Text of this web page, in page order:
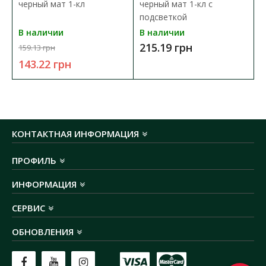
АмперОК.
РОЗЕТКА EL-BI VEGA ЧЕРНЫЙ МАТ 1-Я С
ХАРАКТЕРИСТИКИ
номинальный ток:
номинальное напряжение:230В
черный мат 1-кл
В наличии
159.13 грн
143.22 грн
черный мат 1-кл с
подсветкой
В наличии
215.19 грн
КОНТАКТНАЯ ИНФОРМАЦИЯ
ПРОФИЛЬ
ИНФОРМАЦИЯ
СЕРВИС
ОБНОВЛЕНИЯ